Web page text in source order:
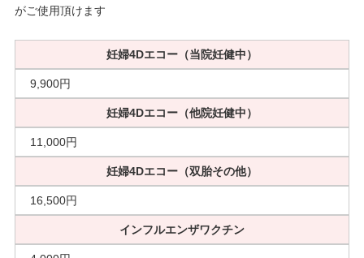
がご使用頂けます
妊婦4Dエコー（当院妊健中）
9,900円
妊婦4Dエコー（他院妊健中）
11,000円
妊婦4Dエコー（双胎その他）
16,500円
インフルエンザワクチン